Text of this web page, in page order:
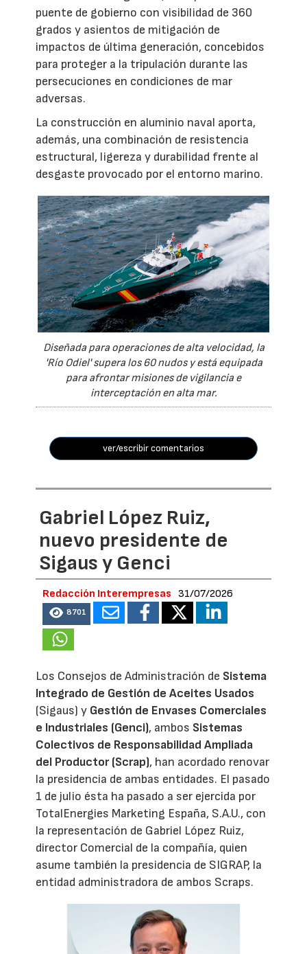
puente de gobierno con visibilidad de 360
grados y asientos de mitigación de
impactos de última generación, concebidos
para proteger a la tripulación durante las
persecuciones en condiciones de mar
adversas.
La construcción en aluminio naval aporta,
además, una combinación de resistencia
estructural, ligereza y durabilidad frente al
desgaste provocado por el entorno marino.
Diseñada para operaciones de alta velocidad, la
'Río Odiel' supera los 60 nudos y está equipada
para afrontar misiones de vigilancia e
interceptación en alta mar.
ver/escribir comentarios
Gabriel López Ruiz,
nuevo presidente de
Sigaus y Genci
Redacción Interempresas 31/07/2026
8701
Los Consejos de Administración de Sistema
Integrado de Gestión de Aceites Usados
(Sigaus) y Gestión de Envases Comerciales
e Industriales (Genci), ambos Sistemas
Colectivos de Responsabilidad Ampliada
del Productor (Scrap), han acordado renovar
la presidencia de ambas entidades. El pasado
1 de julio ésta ha pasado a ser ejercida por
TotalEnergies Marketing España, S.A.U., con
la representación de Gabriel López Ruiz,
director Comercial de la compañía, quien
asume también la presidencia de SIGRAP, la
entidad administradora de ambos Scraps.